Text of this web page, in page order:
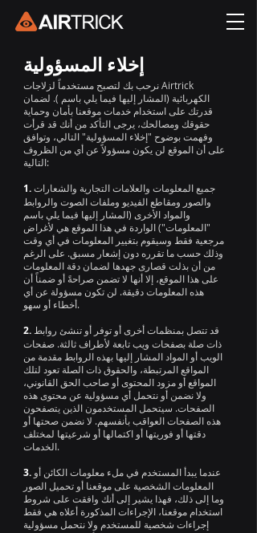
إخلاء المسؤولية
نرحب بك لتصبح مستخدماً لزلاجات Airtrick
الكهربائية (المشار إليها فيما يلي باسم ). لضمان
قدرتك على استخدام خدمات موقعنا بأمان وحماية
حقوقك ومصالحك، يرجى التأكد من أنك قد قرأت
وفهمت بوضوح "إخلاء المسؤولية" التالي، وتوافق
على أن الموقع لن يكون مسؤولاً عن أي من الظروف
التالية:
1.جميع المعلومات والعلامات التجارية والشعارات
والصور ومقاطع الفيديو وملفات الصوت والروابط
والمواد الأخرى (المشار إليها فيما يلي باسم
"المعلومات") الواردة في هذا الموقع هي لأغراض
مرجعية فقط وسيقوم بتغيير المعلومات في أي وقت
وذلك حسب ما تقرره دون إشعار مسبق. على الرغم
من أن بذلت قصارى جهدها لضمان دقة المعلومات
على هذا الموقع، إلا أنها لا تضمن صراحةً أو ضمناً أن
هذه المعلومات دقيقة. لن تكون مسؤولة عن أي
أخطاء أو سهو.
2. قد تتصل بمنظمات أخرى أو توفر أو تنشئ روابط
ذات صلة بصفحات ويب تابعة لأطراف ثالثة. صفحات
الويب أو المواد المشار إليها بهذه الروابط مقدمة من
المواقع المرتبطة، والحقوق ذات الصلة تعود لتلك
المواقع أو مزود المحتوى أو صاحب الحق القانوني،
ولا نضمن أو نتحمل أي مسؤولية عن محتوى هذه
الصفحات. سيتحمل المستخدمون الذين يتصفحون
هذه الصفحات العواقب بأنفسهم. لا نضمن صحتها أو
دقتها أو فوريتها أو اكتمالها أو شرعيتها لمختلف
الخدمات.
3. عندما يبدأ المستخدم في ملء معلومات الكائن أو
المعلومات الشخصية على موقعنا أو تحميل الصور
وما إلى ذلك، فهذا يشير إلى أنك وافقت على شروط
استخدام موقعنا، الإجراءات المذكورة أعلاه هي فقط
إجراءات شخصية للمستخدم ولا نتحمل مسؤولية